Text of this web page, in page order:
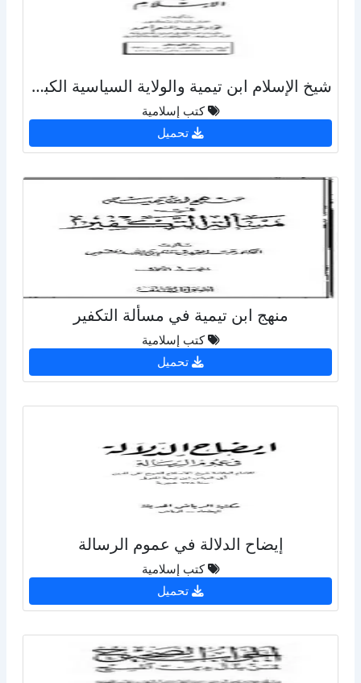
شيخ الإسلام ابن تيمية والولاية السياسية الكبرى في الإسلام
كتب إسلامية
تحميل
منهج ابن تيمية في مسألة التكفير
كتب إسلامية
تحميل
إيضاح الدلالة في عموم الرسالة
كتب إسلامية
تحميل